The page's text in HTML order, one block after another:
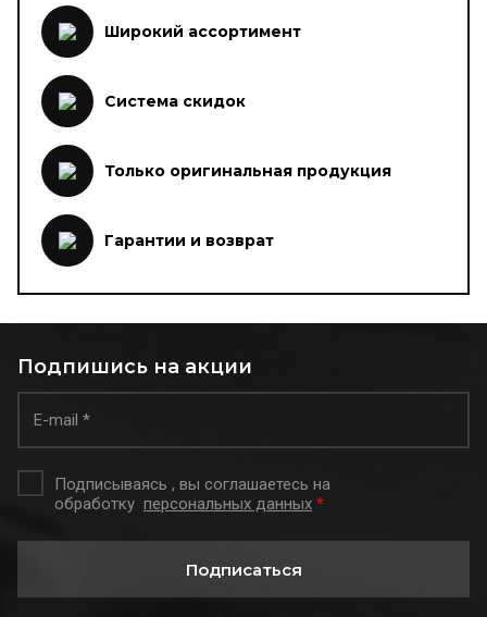
Широкий ассортимент
Система скидок
Только оригинальная продукция
Гарантии и возврат
Подпишись на акции
Подписываясь , вы соглашаетесь на
обработку персональных данных *
Подписаться